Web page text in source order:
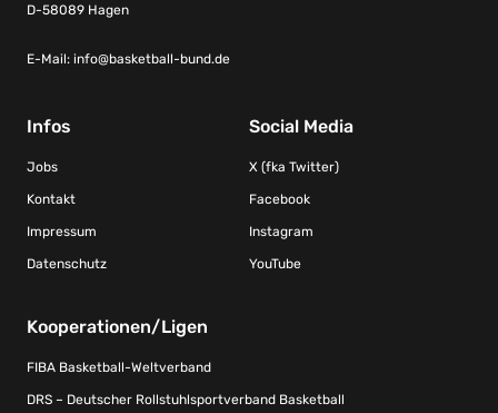
D-58089 Hagen
E-Mail: info@basketball-bund.de
Infos
Jobs
Kontakt
Impressum
Datenschutz
Social Media
X (fka Twitter)
Facebook
Instagram
YouTube
Kooperationen/Ligen
FIBA Basketball-Weltverband
DRS – Deutscher Rollstuhlsportverband Basketball